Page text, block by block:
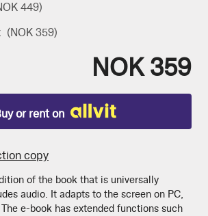
449)
(NOK 359)
NOK 359
or rent on
copy
of the book that is universally
audio. It adapts to the screen on PC,
e-book has extended functions such